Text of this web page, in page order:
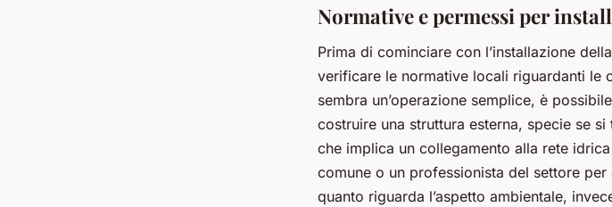
Normative e permessi per
Prima di cominciare con l’installazione
verificare le normative locali riguardanti le
sembra un’operazione semplice, è
costruire una struttura esterna, specie se
che implica un collegamento alla rete
comune o un professionista del settore
quanto riguarda l’aspetto ambientale,